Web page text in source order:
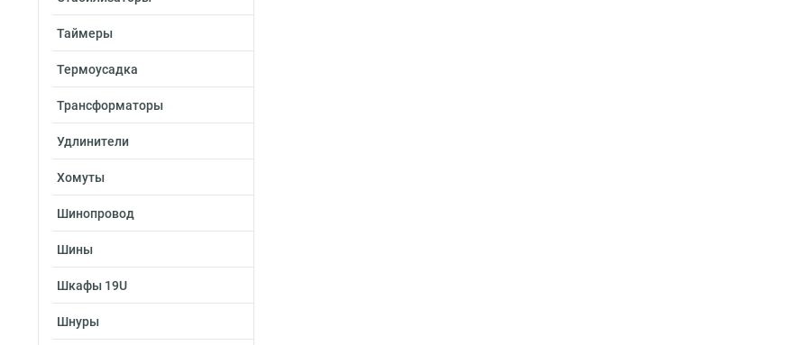
Таймеры
Термоусадка
Трансформаторы
Удлинители
Хомуты
Шинопровод
Шины
Шкафы 19U
Шнуры